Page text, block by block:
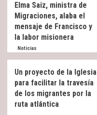
Elma Saiz, ministra de
Migraciones, alaba el
mensaje de Francisco y
la labor misionera
Noticias
Un proyecto de la Iglesia
para facilitar la travesía
de los migrantes por la
ruta atlántica